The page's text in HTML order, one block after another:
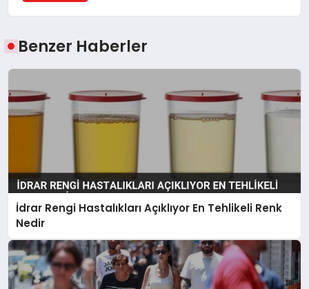
Benzer Haberler
İdrar Rengi Hastalıkları Açıklıyor En Tehlikeli Renk
Nedir